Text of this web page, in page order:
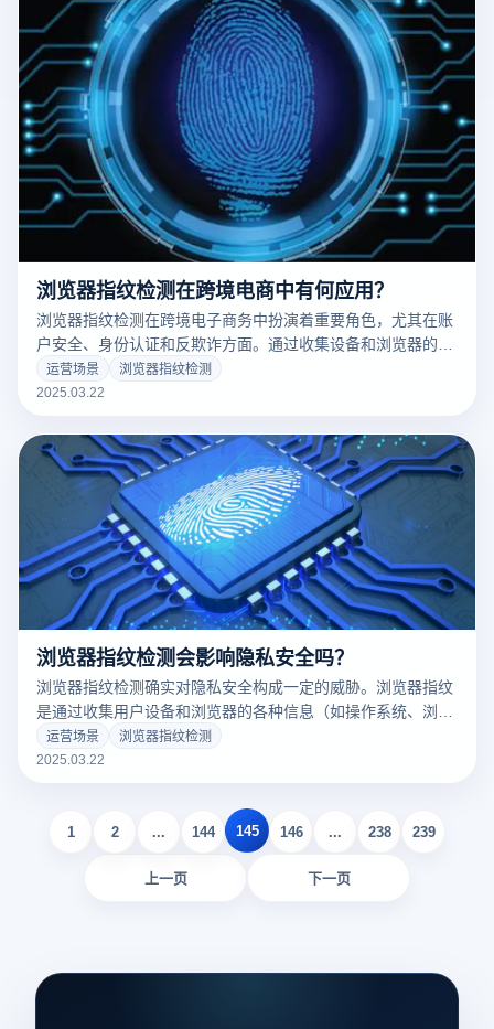
浏览器指纹检测在跨境电商中有何应用？
浏览器指纹检测在跨境电子商务中扮演着重要角色，尤其在账
户安全、身份认证和反欺诈方面。通过收集设备和浏览器的独
特特性，指纹检测技术能够有效识别用户行为，提升平台安全
性并防止恶意活动。然而，这项技术在跨境电商环境中也带来
览器指纹检测在跨境电商中的具体应用以及云登指纹浏览器如
何解决这些挑战：
运营场景
浏览器指纹检测
2025.03.22
浏览器指纹检测会影响隐私安全吗？
浏览器指纹检测确实对隐私安全构成一定的威胁。浏览器指纹
是通过收集用户设备和浏览器的各种信息（如操作系统、浏览
器版本、屏幕分辨率、字体、插件、语言设置等）来唯一识别
用户的技术。尽管指纹验证有助于提高网站的安全性，但也带
运营场景
浏览器指纹检测
2025.03.22
上一页
1 2 ... 144 145 146 ... 238 239
下一页